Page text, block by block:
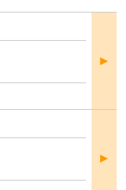
部屋
詳細
部屋
詳細